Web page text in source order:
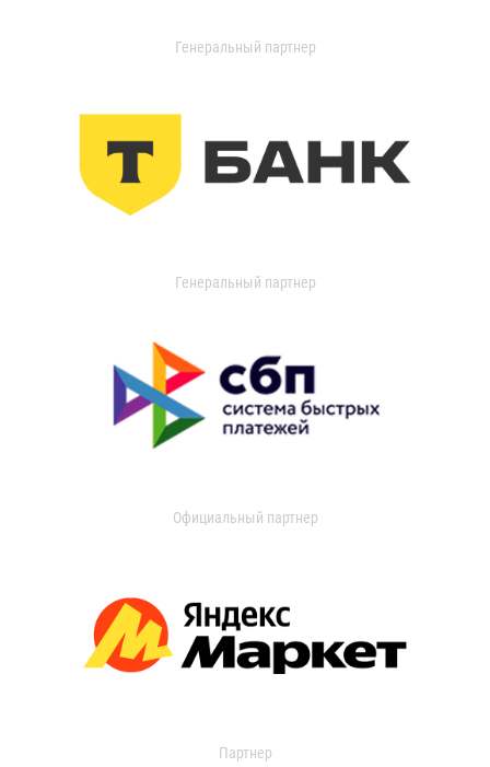
Генеральный партнер
Генеральный партнер
Официальный партнер
Партнер